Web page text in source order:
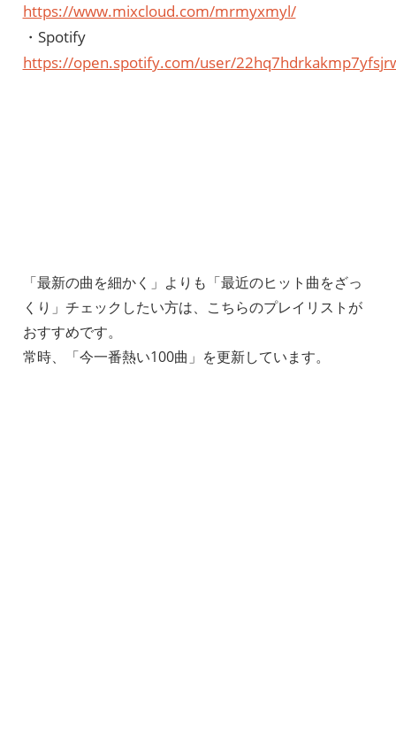
https://www.mixcloud.com/mrmyxmyl/
・Spotify
https://open.spotify.com/user/
「最新の曲を細かく」よりも「最近のヒット曲をざっ
くり」チェックしたい方は、こちらのプレイリストが
おすすめです。
常時、「今一番熱い100曲」を更新しています。